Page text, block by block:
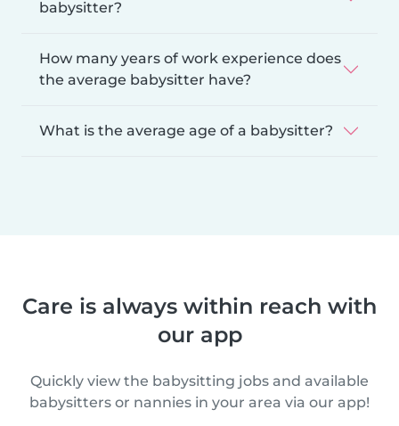
babysitter?
How many years of work experience does
the average babysitter have?
What is the average age of a babysitter?
Care is always within reach with
our app
Quickly view the babysitting jobs and available
babysitters or nannies in your area via our app!